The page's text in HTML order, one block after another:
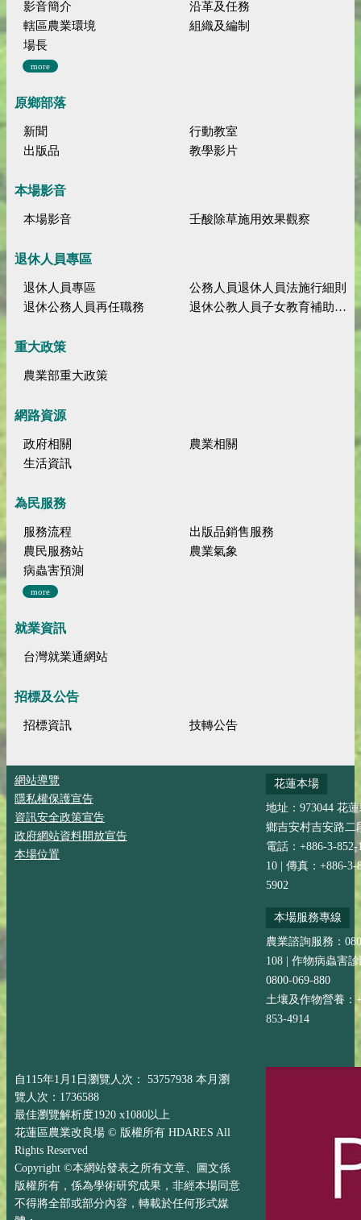
影音簡介
沿革及任務
轄區農業環境
組織及編制
場長
more
原鄉部落
新聞
行動教室
出版品
教學影片
本場影音
本場影音 壬酸除草施用效果觀察
退休人員專區
退休人員專區
公務人員退休人員法施行細則
退休公務人員再任職務
退休公教人員子女教育補助規定
重大政策
農業部重大政策
網路資源
政府相關
農業相關
生活資訊
為民服務
服務流程
出版品銷售服務
農民服務站
農業氣象
病蟲害預測
more
就業資訊
台灣就業通網站
招標及公告
招標資訊 技轉公告
網站導覽
隱私權保護宣告
資訊安全政策宣告
政府網站資料開放宣告
本場位置
花蓮本場
地址：973044 花
鄉吉安村吉安路二
電話：+886-3-852-
10 | 傳真：+886-3-
5902
本場服務專線
農業諮詢服務：
108 | 作物病蟲害
0800-069-880
土壤及作物營養：
853-4914
自115年1月1日瀏覽人次： 53757938 本月瀏
覽人次：1736588
最佳瀏覽解析度1920 x1080以上
花蓮區農業改良場 © 版權所有 HDARES All
Rights Reserved
Copyright ©本網站發表之所有文章、圖文係
版權所有，係為學術研究成果，非經本場同意
不得將全部或部分內容，轉載於任何形式媒